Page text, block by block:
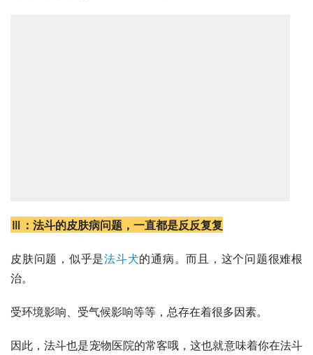
Ⅲ：法斗的皮肤病问题，一直都是反反复复
皮肤问题，似乎是法斗犬的通病。而且，这个问题很难根
治。
受环境影响、受气候影响等等，总存在着很多因素。
因此，法斗也是宠物医院的常客哦，这也就意味着你在法斗